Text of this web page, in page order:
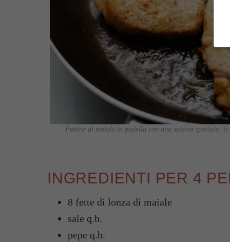
Fettine di maiale in padella con una salsina speciale:
INGREDIENTI PER 4
8 fette di lonza di maiale
sale q.b.
pepe q.b.